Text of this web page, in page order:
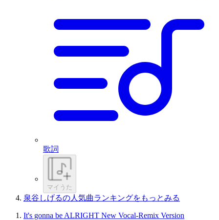
歌詞
マイうた
泉谷しげるの人気曲ランキングをもっとみる
It's gonna be ALRIGHT New Vocal-Remix Version